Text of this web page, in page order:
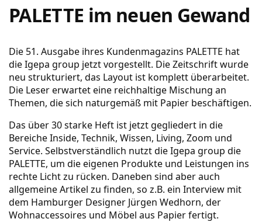
PALETTE im neuen Gewand
Die 51. Ausgabe ihres Kundenmagazins PALETTE hat
die Igepa group jetzt vorgestellt. Die Zeitschrift wurde
neu strukturiert, das Layout ist komplett überarbeitet.
Die Leser erwartet eine reichhaltige Mischung an
Themen, die sich naturgemäß mit Papier beschäftigen.
Das über 30 starke Heft ist jetzt gegliedert in die
Bereiche Inside, Technik, Wissen, Living, Zoom und
Service. Selbstverständlich nutzt die Igepa group die
PALETTE, um die eigenen Produkte und Leistungen ins
rechte Licht zu rücken. Daneben sind aber auch
allgemeine Artikel zu finden, so z.B. ein Interview mit
dem Hamburger Designer Jürgen Wedhorn, der
Wohnaccessoires und Möbel aus Papier fertigt.